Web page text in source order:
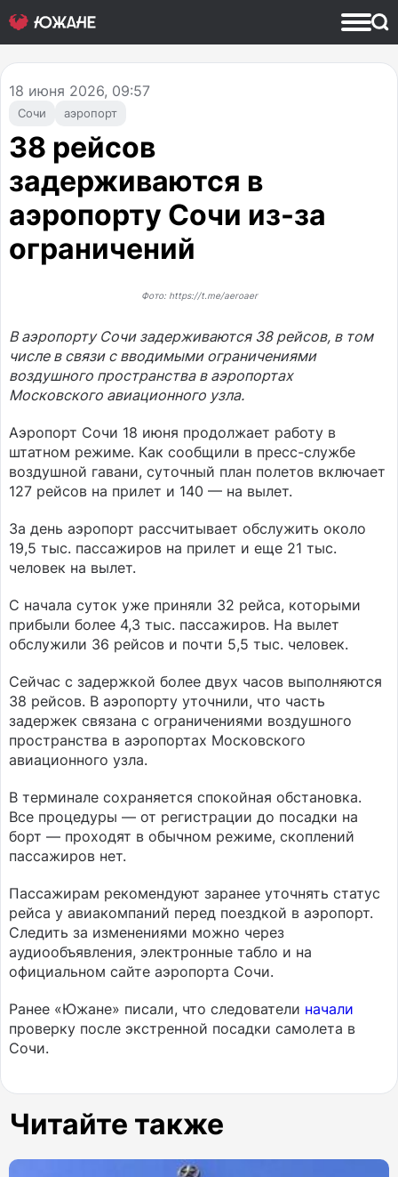
Сочи аэропорт
18 июня 2026, 09:57
38 рейсов
задерживаются в
аэропорту Сочи из-за
ограничений
Фото: https://t.me/aeroaer
В аэропорту Сочи задерживаются 38 рейсов, в том
числе в связи с вводимыми ограничениями
воздушного пространства в аэропортах
Московского авиационного узла.
Аэропорт Сочи 18 июня продолжает работу в
штатном режиме. Как сообщили в пресс-службе
воздушной гавани, суточный план полетов включает
127 рейсов на прилет и 140 — на вылет.
За день аэропорт рассчитывает обслужить около
19,5 тыс. пассажиров на прилет и еще 21 тыс.
человек на вылет.
С начала суток уже приняли 32 рейса, которыми
прибыли более 4,3 тыс. пассажиров. На вылет
обслужили 36 рейсов и почти 5,5 тыс. человек.
Сейчас с задержкой более двух часов выполняются
38 рейсов. В аэропорту уточнили, что часть
задержек связана с ограничениями воздушного
пространства в аэропортах Московского
авиационного узла.
В терминале сохраняется спокойная обстановка.
Все процедуры — от регистрации до посадки на
борт — проходят в обычном режиме, скоплений
пассажиров нет.
Пассажирам рекомендуют заранее уточнять статус
рейса у авиакомпаний перед поездкой в аэропорт.
Следить за изменениями можно через
аудиообъявления, электронные табло и на
официальном сайте аэропорта Сочи.
Ранее «Южане» писали, что следователи начали
проверку после экстренной посадки самолета в
Сочи.
Читайте также